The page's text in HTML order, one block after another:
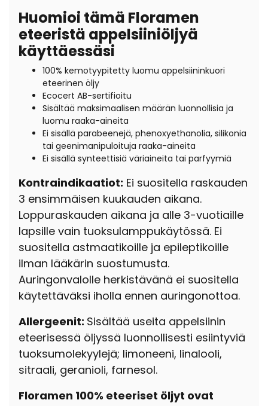
Huomioi tämä Floramen
eteeristä appelsiiniöljyä
käyttäessäsi
100% kemotyypitetty luomu appelsiininkuori
eteerinen öljy
Ecocert AB-sertifioitu
Sisältää maksimaalisen määrän luonnollisia ja
luomu raaka-aineita
Ei sisällä parabeenejä, phenoxyethanolia, silikonia
tai geenimanipuloituja raaka-aineita
Ei sisällä synteettisiä väriaineita tai parfyymiä
Kontraindikaatiot: Ei suositella raskauden
3 ensimmäisen kuukauden aikana.
Loppuraskauden aikana ja alle 3-vuotiaille
lapsille vain tuoksulamppukäytössä. Ei
suositella astmaatikoille ja epileptikoille
ilman lääkärin suostumusta.
Auringonvalolle herkistävänä ei suositella
käytettäväksi iholla ennen auringonottoa.
Allergeenit: Sisältää useita appelsiinin
eteerisessä öljyssä luonnollisesti esiintyviä
tuoksumolekyylejä; limoneeni, linalooli,
sitraali, geranioli, farnesol.
Floramen 100% eteeriset öljyt ovat